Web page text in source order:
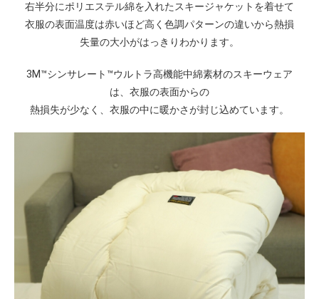
右半分にポリエステル綿を入れたスキージャケットを着せて
衣服の表面温度は赤いほど高く色調パターンの違いから熱損
失量の大小がはっきりわかります。
3M™シンサレート™ウルトラ高機能中綿素材のスキーウェア
は、衣服の表面からの
熱損失が少なく、衣服の中に暖かさが封じ込めています。